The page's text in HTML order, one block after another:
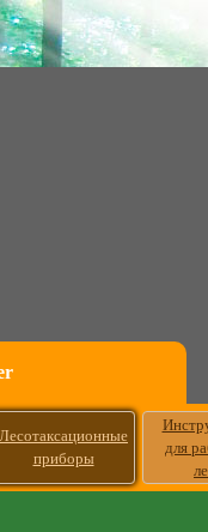
Лесотаксационные
приборы
для